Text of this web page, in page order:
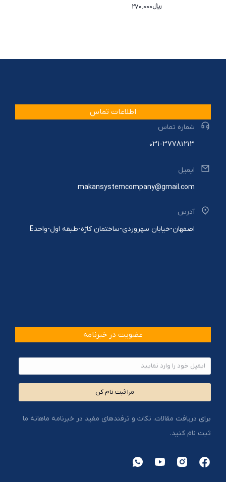
﷼270.000
اطلاعات تماس
شماره تماس
۰31-3778۱۲13
ایمیل
makansystemcompany@gmail.com
آدرس
اصفهان-خیابان سهروردی-ساختمان کاژه-طبقه اول-واحدE
عضویت در خبرنامه
مرا ثبت نام کن
برای دریافت مقالات، نکات و ترفندهای مفید در خبرنامه ماهانه ما
ثبت نام کنید.